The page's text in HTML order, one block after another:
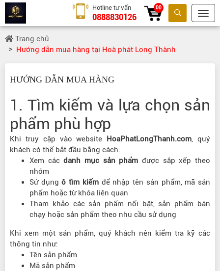
Tìm kiếm
Hotline tư vấn
0888830126
00
Trang chủ
Hướng dẫn mua hàng tại Hoà phát Long Thành
HƯỚNG DẪN MUA HÀNG
1. Tìm kiếm và lựa chọn sản
phẩm phù hợp
Khi truy cập vào website HoaPhatLongThanh.com, quý
khách có thể bắt đầu bằng cách:
Xem cácdanh mục sản phẩm được sắp xếp theo
nhóm
Sử dụngô tìm kiếmđể nhập tên sản phẩm, mã sản
phẩm hoặc từ khóa liên quan
Tham khảo các sản phẩm nổi bật, sản phẩm bán
chạy hoặc sản phẩm theo nhu cầu sử dụng
Khi xem một sản phẩm, quý khách nên kiểm tra kỹ các
thông tin như:
Tên sản phẩm
Mã sản phẩm